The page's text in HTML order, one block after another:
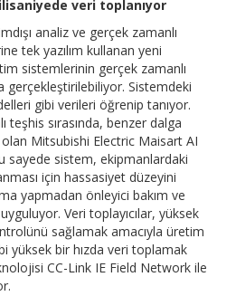
veri toplanıyor
analiz ve gerçek zamanlı
tek yazılım kullanan yeni
sistemlerinin gerçek zamanlı
gerçekleştirilebiliyor. Sistemdeki
gibi verileri öğrenip tanıyor.
teşhis sırasında, benzer dalga
Mitsubishi Electric Maisart AI
sayede sistem, ekipmanlardaki
için hassasiyet düzeyini
yapmadan önleyici bakım ve
Veri toplayıcılar, yüksek
sağlamak amacıyla üretim
yüksek bir hızda veri toplamak
CC-Link IE Field Network ile